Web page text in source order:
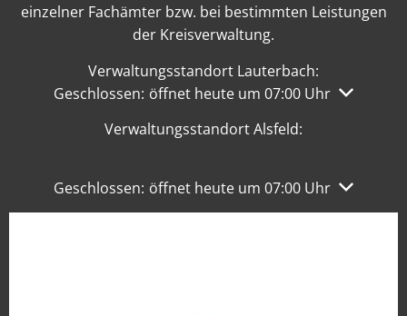
einzelner Fachämter bzw. bei bestimmten Leistungen
der Kreisverwaltung.
Verwaltungsstandort Lauterbach:
Klicken, um weitere Öffnungs- oder Schließzeiten
Geschlossen: öffnet heute um 07:00 Uhr
Verwaltungsstandort Alsfeld:
Klicken, um weitere Öffnungs- oder Schließzeiten
Geschlossen: öffnet heute um 07:00 Uhr